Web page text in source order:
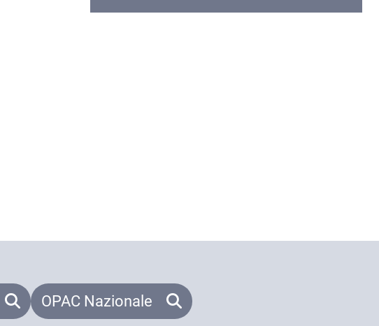
OPAC Nazionale